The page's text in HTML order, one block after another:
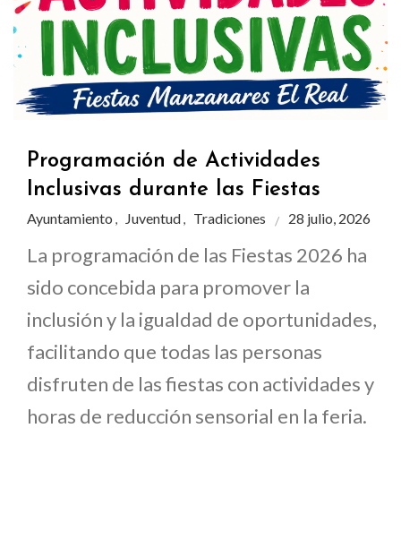
Programación de Actividades
Inclusivas durante las Fiestas
Ayuntamiento , Juventud, Tradiciones 28 julio, 2026
La programación de las Fiestas 2026 ha
sido concebida para promover la
inclusión y la igualdad de oportunidades,
facilitando que todas las personas
disfruten de las fiestas con actividades y
horas de reducción sensorial en la feria.